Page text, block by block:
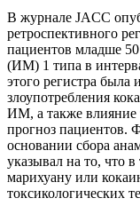
В журнале JACC
ретроспективного
пациентов младше
(ИМ) 1 типа в
этого регистра была
злоупотребления
ИМ, а также влияние
прогноз пациентов.
основании сбора
указывал на то, что
марихуану или
токсикологических